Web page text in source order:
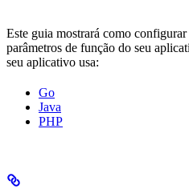
Este guia mostrará como
parâmetros de função do seu
seu aplicativo usa:
Go
Java
PHP